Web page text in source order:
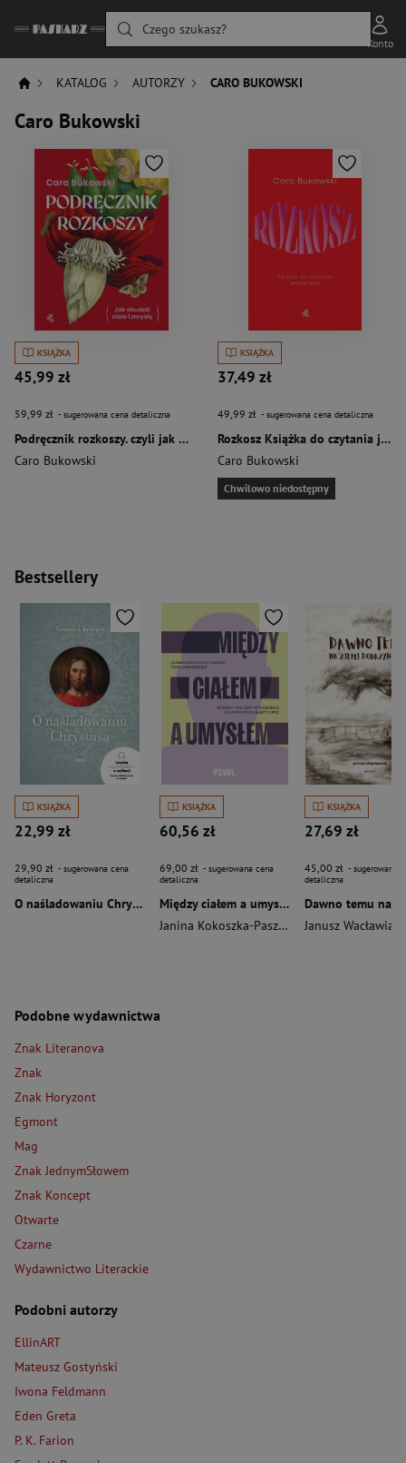
Czego szukasz?
Konto
KATALOG AUTORZY CARO BUKOWSKI
Caro Bukowski
KSIĄŻKA
45,99 zł
59,99 zł - sugerowana cena detaliczna
Podręcznik rozkoszy. czyli jak obudzić ciało i zmysły
Caro Bukowski
KSIĄŻKA
37,49 zł
49,99 zł - sugerowana cena detaliczna
Rozkosz Książka do czytania jedną ręką
Caro Bukowski
Chwilowo niedostępny
Bestsellery
KSIĄŻKA
22,99 zł
29,90 zł - sugerowana cena
detaliczna
O naśladowaniu Chrystusa wyd. 2026
KSIĄŻKA
60,56 zł
69,00 zł - sugerowana cena
detaliczna
Między ciałem a umysłem
Janina Kokoszka-Paszkot
Piotr Wierzbiński
KSIĄŻKA
27,69 zł
45,00 zł - sugerowana
detaliczna
Janusz Wacławiak
Podobne wydawnictwa
Znak Literanova
Znak
Znak Horyzont
Egmont
Mag
Znak JednymSłowem
Znak Koncept
Otwarte
Czarne
Wydawnictwo Literackie
Podobni autorzy
EllinART
Mateusz Gostyński
Iwona Feldmann
Eden Greta
P. K. Farion